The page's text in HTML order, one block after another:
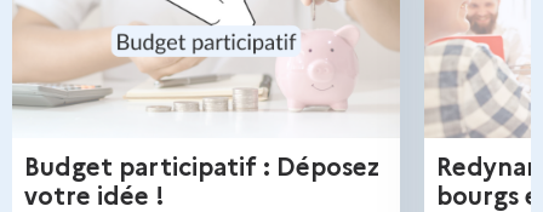
Budget participatif : Déposez
votre idée !
Redynamisation des centres-
bourgs